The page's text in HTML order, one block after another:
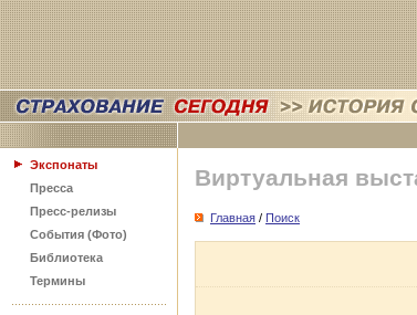
Экспонаты
Пресса
Пресс-релизы
События (Фото)
Библиотека
Термины
Виртуальная
Главная / Поиск